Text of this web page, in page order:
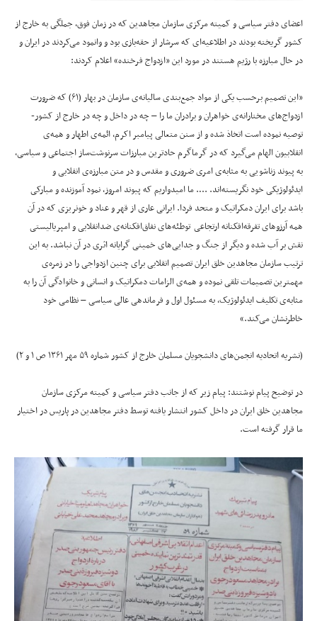
اعضای دفتر سیاسی و کمیته مرکزی سازمان مجاهدین که در زمان فوق، جملگی به خارج از
کشور گریخته بودند در اطلاعیه‌ای که سرشار از حقه‌بازی بود و وانمود می‌کردند در ایران و
در حال مبارزه با رژیم هستند در مورد این «ازدواج فرخنده» اعلام کردند:
«این تصمیم برحسب یکی از مواد جمع‌بندی سالیانه‌ی سازمان در بهار (۶‍۱) که ضرورت
ازدواج‌های مختارانه‌ی خواهران و برادران ما را – چه در داخل و چه در خارج از کشور-
توصیه نموده است اتخاذ شده و از سنن متعالی پیامبر اکرم، ائمه‌ی اطهار و همه‌ی
انقلابیون الهام می‌گیرد که در گرماگرم حادترین مبارزات سرنوشت‌ساز اجتماعی و سیاسی،
به پیوند زناشویی به مثابه‌ی امری ضروری و مقدس و در متن مبارزه‌ی انقلابی و
ایدئولوژیکی خود نگریسته‌‌اند. …. ما امیدواریم که پیوند امروز، نمود آموزنده و مبارکی
باشد برای ایران دمکراتیک و متحد فردا. ایرانی عاری از قهر و عناد و خونریزی که در آن
همه آرزوهای تفرقه‌افکنانه ارتجاعی توطئه‌های نفاق‌افکنانه‌ی ضد‌انقلابی و امپریالیستی
نقش بر آب شده و دیگر از جنگ‌ و جدایی‌های خمینی گرایانه‌ اثری در آن نباشد. به این
ترتیب سازمان مجاهدین خلق ایران تصمیم انقلابی برای چنین ازدواجی را در زمره‌ی
مهمترین تصمیمات تلقی نموده و همه‌ی الزامات دمکراتیک و انسانی و خانوادگی آن را به
مثابه‌ی تکلیف ایدئولوژیک، به مسئول اول و فرماندهی عالی سیاسی – نظامی خود
خاطرنشان می‌کند.»
(نشریه اتحادیه انجمن‌های دانشجویان مسلمان خارج از کشور شماره ۵۹ مهر ۱۳۶۱ ص ۱ و ۲)
در توضیح پیام نوشتند: پیام زیر که از جانب دفتر سیاسی و کمیته مرکزی سازمان
مجاهدین خلق ایران در داخل کشور انتشار یافته توسط دفتر مجاهدین در پاریس در اختیار
ما قرار گرفته است.